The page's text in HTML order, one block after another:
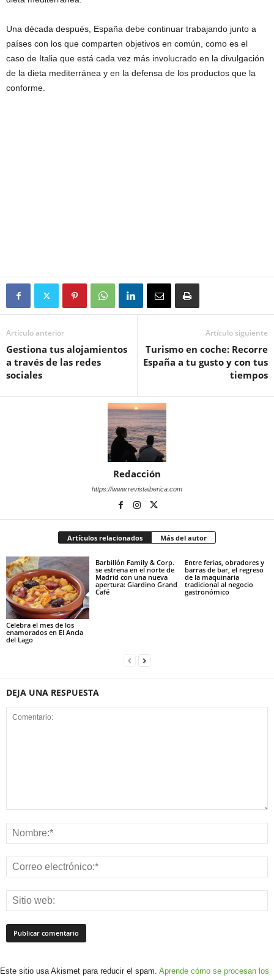
Una década después, España debe continuar trabajando junto a
países con los que comparten objetivos en común, como es el
caso de Italia que está cada vez más involucrado en la divulgación
de la dieta mediterránea y en la defensa de los productos que la
conforme.
Artículo anterior
Gestiona tus alojamientos
a través de las redes
sociales
Artículo siguiente
Turismo en coche: Recorre
España a tu gusto y con tus
tiempos
Redacción
https://www.revistaiberica.com
Artículos relacionados Más del autor
Celebra el mes de los
enamorados en El Ancla
del Lago
Barbillón Family & Corp.
se estrena en el norte de
Madrid con una nueva
apertura: Giardino Grand
Café
Entre ferias, obradores y
barras de bar, el regreso
de la maquinaria
tradicional al negocio
gastronómico
DEJA UNA RESPUESTA
Este sitio usa Akismet para reducir el spam. Aprende cómo se procesan los